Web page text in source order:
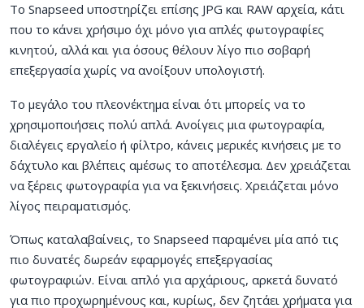
Το Snapseed υποστηρίζει επίσης JPG και RAW αρχεία, κάτι
που το κάνει χρήσιμο όχι μόνο για απλές φωτογραφίες
κινητού, αλλά και για όσους θέλουν λίγο πιο σοβαρή
επεξεργασία χωρίς να ανοίξουν υπολογιστή.
Το μεγάλο του πλεονέκτημα είναι ότι μπορείς να το
χρησιμοποιήσεις πολύ απλά. Ανοίγεις μια φωτογραφία,
διαλέγεις εργαλείο ή φίλτρο, κάνεις μερικές κινήσεις με το
δάχτυλο και βλέπεις αμέσως το αποτέλεσμα. Δεν χρειάζεται
να ξέρεις φωτογραφία για να ξεκινήσεις. Χρειάζεται μόνο
λίγος πειραματισμός.
Όπως καταλαβαίνεις, το Snapseed παραμένει μία από τις
πιο δυνατές δωρεάν εφαρμογές επεξεργασίας
φωτογραφιών. Είναι απλό για αρχάριους, αρκετά δυνατό
για πιο προχωρημένους και, κυρίως, δεν ζητάει χρήματα για